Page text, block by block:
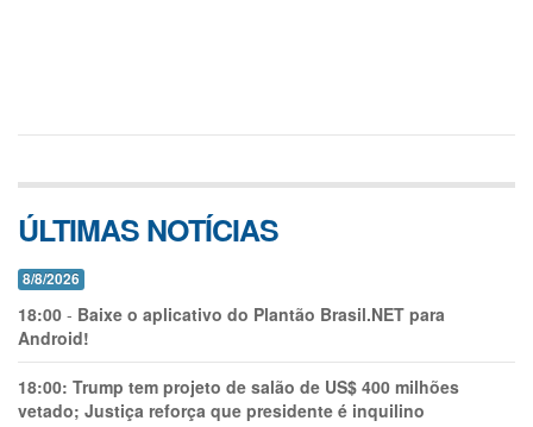
ÚLTIMAS NOTÍCIAS
8/8/2026
18:00 - Baixe o aplicativo do Plantão Brasil.NET para
Android!
18:00: Trump tem projeto de salão de US$ 400 milhões
vetado; Justiça reforça que presidente é inquilino